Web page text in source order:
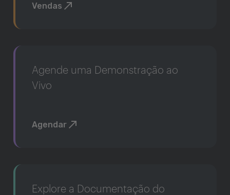
Vendas
Agende uma Demonstração ao
Vivo
Agendar
Explore a Documentação do